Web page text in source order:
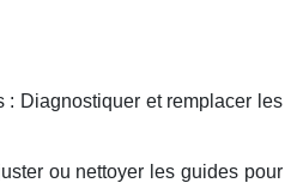
: Diagnostiquer et remplacer les
ou nettoyer les guides pour